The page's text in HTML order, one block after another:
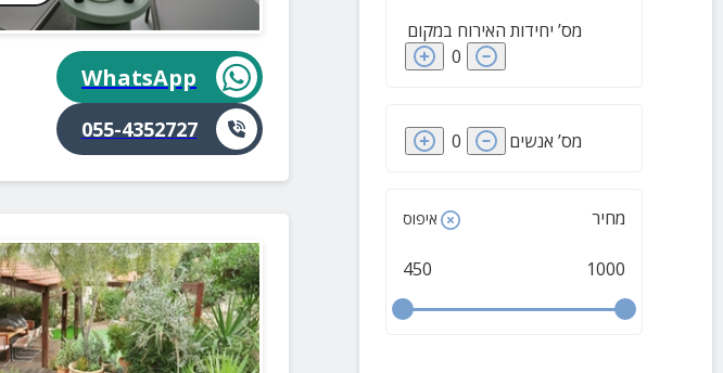
מס’ יחידות האירוח במקום
0
מס’ אנשים 0
מחיר איפוס
450 1000
WhatsApp
055-4352727